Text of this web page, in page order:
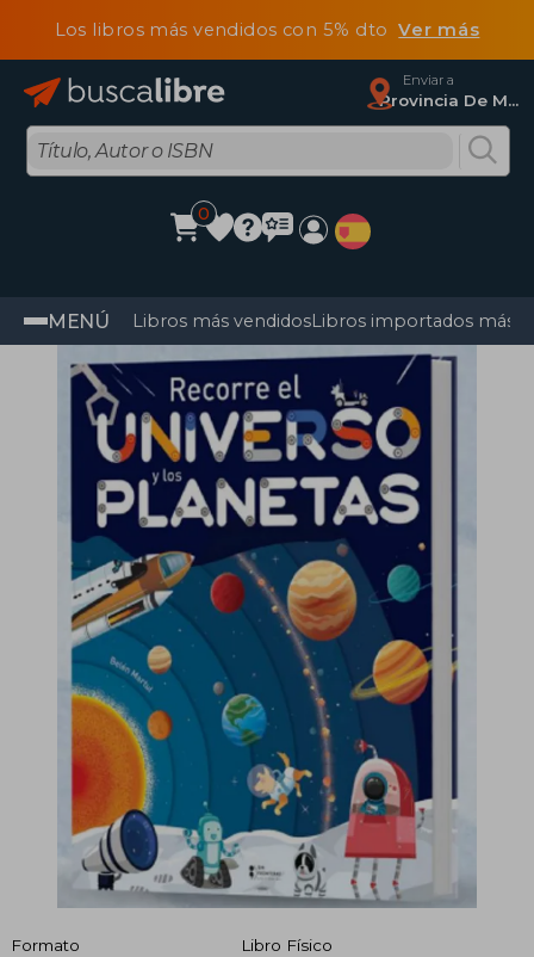
Los libros más vendidos con 5% dtoVer más
Enviar a
Provincia De Madrid
0
MENÚ Libros más vendidosLibros importados más
Formato
Libro Físico